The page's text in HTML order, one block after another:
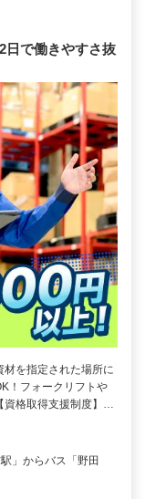
日で働きやすさ抜
を指定された場所に
！フォークリフトや
資格取得支援制度】…
」からバス「野田